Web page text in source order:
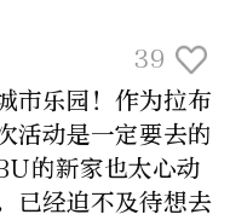
39
市乐园！作为拉布
活动是一定要去的
的新家也太心动
已经迫不及待想去